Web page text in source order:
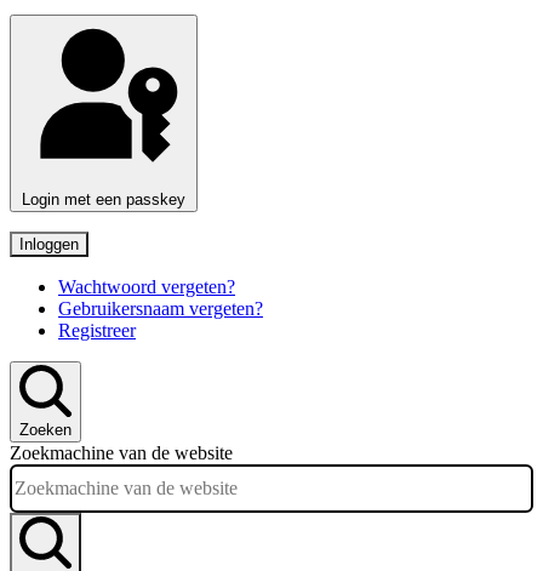
Login met een passkey
Inloggen
Wachtwoord vergeten?
Gebruikersnaam vergeten?
Registreer
Zoeken
Zoekmachine van de website